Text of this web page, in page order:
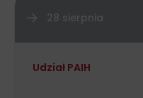
28 sierpnia
Udział PAIH